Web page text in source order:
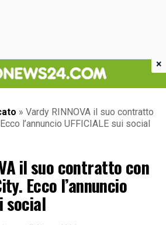
» Vardy RINNOVA il suo contratto
l’annuncio UFFICIALE sui social
il suo contratto con
Ecco l’annuncio
social
×